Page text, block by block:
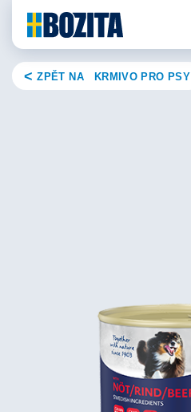
content
ZPĚT NA KRMIVO PRO PSY